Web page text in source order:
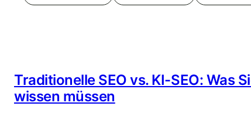
Traditionelle SEO vs. KI-SEO: Was
wissen müssen